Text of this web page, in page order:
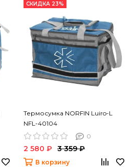
СКИДКА 23%
Термосумка NORFIN Luiro-L
NFL-40104
0
2 580 ₽ 3 359 ₽
В корзину